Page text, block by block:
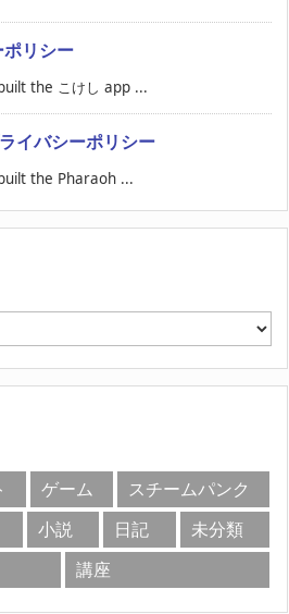
リシー
the こけし app ...
イバシーポリシー
the Pharaoh ...
ゲーム
スチームパンク
小説 日記
未分類
講座